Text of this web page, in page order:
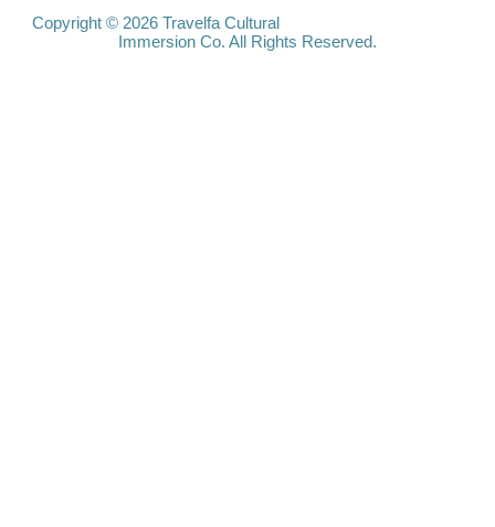
Copyright © 2026 Travelfa Cultural
Immersion Co. All Rights Reserved.